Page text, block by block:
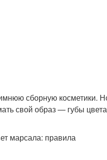
сборную косметики.
свой образ — губы